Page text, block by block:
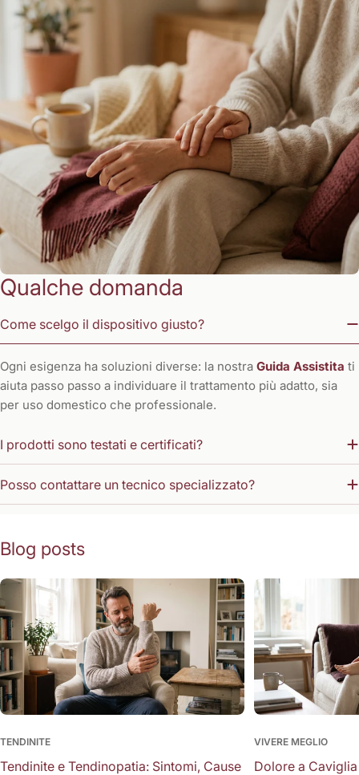
Qualche domanda
Come scelgo il dispositivo giusto?
Ogni esigenza ha soluzioni diverse: la nostra Guida Assistita ti
aiuta passo passo a individuare il trattamento più adatto, sia
per uso domestico che professionale.
I prodotti sono testati e certificati?
Posso contattare un tecnico specializzato?
Blog posts
TENDINITE
Tendinite e Tendinopatia: Sintomi, Cause
VIVERE MEGLIO
Dolore a